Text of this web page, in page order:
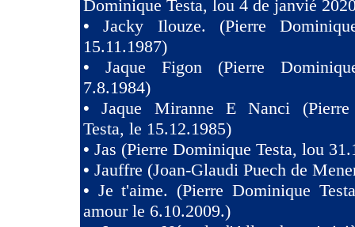
Dominique Testa, lou 4 de janvié
•Jacky Ilouze. (Pierre
15.11.1987)
• Jaque Figon (Pierre
7.8.1984)
•Jaque Miranne E Nanci (Pierre
Testa, le 15.12.1985)
• Jas (Pierre Dominique Testa, lou
• Jauffre (Joan-Glaudi Puech de
• Je t'aime. (Pierre Dominique
amour le 6.10.2009.)